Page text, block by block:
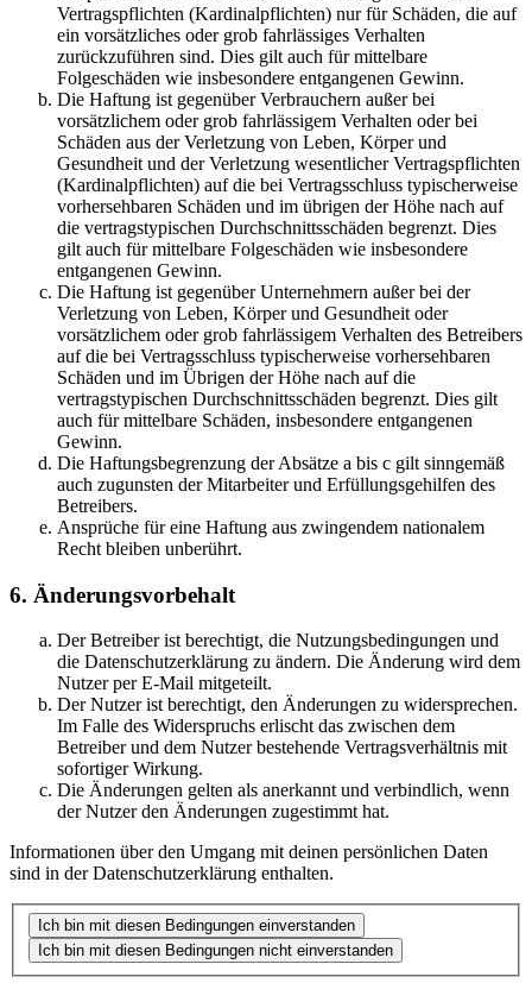
Vertragspflichten (Kardinalpflichten) nur für Schäden, die auf
ein vorsätzliches oder grob fahrlässiges Verhalten
zurückzuführen sind. Dies gilt auch für mittelbare
Folgeschäden wie insbesondere entgangenen Gewinn.
Die Haftung ist gegenüber Verbrauchern außer bei
vorsätzlichem oder grob fahrlässigem Verhalten oder bei
Schäden aus der Verletzung von Leben, Körper und
Gesundheit und der Verletzung wesentlicher Vertragspflichten
(Kardinalpflichten) auf die bei Vertragsschluss typischerweise
vorhersehbaren Schäden und im übrigen der Höhe nach auf
die vertragstypischen Durchschnittsschäden begrenzt. Dies
gilt auch für mittelbare Folgeschäden wie insbesondere
entgangenen Gewinn.
Die Haftung ist gegenüber Unternehmern außer bei der
Verletzung von Leben, Körper und Gesundheit oder
vorsätzlichem oder grob fahrlässigem Verhalten des Betreibers
auf die bei Vertragsschluss typischerweise vorhersehbaren
Schäden und im Übrigen der Höhe nach auf die
vertragstypischen Durchschnittsschäden begrenzt. Dies gilt
auch für mittelbare Schäden, insbesondere entgangenen
Gewinn.
Die Haftungsbegrenzung der Absätze a bis c gilt sinngemäß
auch zugunsten der Mitarbeiter und Erfüllungsgehilfen des
Betreibers.
Ansprüche für eine Haftung aus zwingendem nationalem
Recht bleiben unberührt.
6. Änderungsvorbehalt
Der Betreiber ist berechtigt, die Nutzungsbedingungen und
die Datenschutzerklärung zu ändern. Die Änderung wird dem
Nutzer per E-Mail mitgeteilt.
Der Nutzer ist berechtigt, den Änderungen zu widersprechen.
Im Falle des Widerspruchs erlischt das zwischen dem
Betreiber und dem Nutzer bestehende Vertragsverhältnis mit
sofortiger Wirkung.
Die Änderungen gelten als anerkannt und verbindlich, wenn
der Nutzer den Änderungen zugestimmt hat.
Informationen über den Umgang mit deinen persönlichen Daten
sind in der Datenschutzerklärung enthalten.